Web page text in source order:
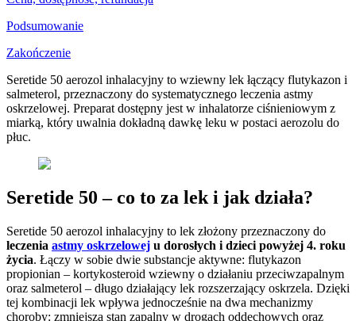
Podsumowanie
Zakończenie
Seretide 50 aerozol inhalacyjny to wziewny lek łączący flutykazon i
salmeterol, przeznaczony do systematycznego leczenia astmy
oskrzelowej. Preparat dostępny jest w inhalatorze ciśnieniowym z
miarką, który uwalnia dokładną dawkę leku w postaci aerozolu do
płuc.
Seretide 50 – co to za lek i jak działa?
Seretide 50 aerozol inhalacyjny to lek złożony przeznaczony do
leczenia astmy oskrzelowej u dorosłych i dzieci powyżej 4. roku
życia. Łączy w sobie dwie substancje aktywne: flutykazon
propionian – kortykosteroid wziewny o działaniu przeciwzapalnym
oraz salmeterol – długo działający lek rozszerzający oskrzela. Dzięki
tej kombinacji lek wpływa jednocześnie na dwa mechanizmy
choroby: zmniejsza stan zapalny w drogach oddechowych oraz